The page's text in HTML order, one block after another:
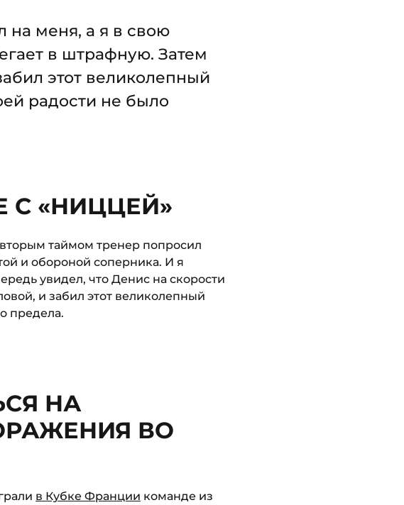
на меня, а я в свою
в штрафную. Затем
этот великолепный
радости не было
С «НИЦЦЕЙ»
таймом тренер попросил
и обороной соперника. И я
увидел, что Денис на скорости
и забил этот великолепный
предела.
НА
ВО
в Кубке Франции команде из